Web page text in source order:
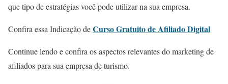
que tipo de estratégias você pode utilizar na sua empresa.
Confira essa Indicação deCurso Gratuito de Afiliado Digital
Continue lendo e confira os aspectos relevantes do marketing de
afiliados para sua empresa de turismo.